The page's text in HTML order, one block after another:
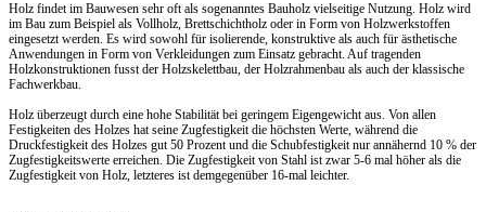
Holz findet im Bauwesen sehr oft als sogenanntes Bauholz vielseitige Nutzung. Holz wird
im Bau zum Beispiel als Vollholz, Brettschichtholz oder in Form von Holzwerkstoffen
eingesetzt werden. Es wird sowohl für isolierende, konstruktive als auch für ästhetische
Anwendungen in Form von Verkleidungen zum Einsatz gebracht. Auf tragenden
Holzkonstruktionen fusst der Holzskelettbau, der Holzrahmenbau als auch der klassische
Fachwerkbau.
Holz überzeugt durch eine hohe Stabilität bei geringem Eigengewicht aus. Von allen
Festigkeiten des Holzes hat seine Zugfestigkeit die höchsten Werte, während die
Druckfestigkeit des Holzes gut 50 Prozent und die Schubfestigkeit nur annähernd 10 % der
Zugfestigkeitswerte erreichen. Die Zugfestigkeit von Stahl ist zwar 5-6 mal höher als die
Zugfestigkeit von Holz, letzteres ist demgegenüber 16-mal leichter.